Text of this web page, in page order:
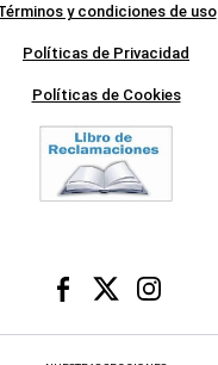
y condiciones de uso
Políticas de Privacidad
Políticas de Cookies